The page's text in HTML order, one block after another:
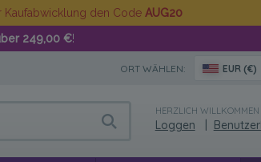
Kaufabwicklung den Code AUG20
249,00 €!
ORT WÄHLEN: EUR (€)
HERZLICH WILLKOMMEN
Loggen